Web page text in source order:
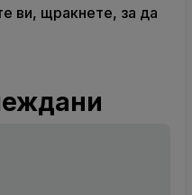
ви, щракнете, за да